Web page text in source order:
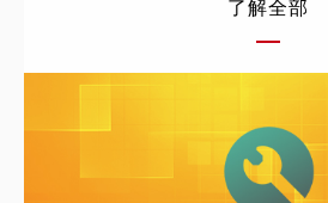
了解全部